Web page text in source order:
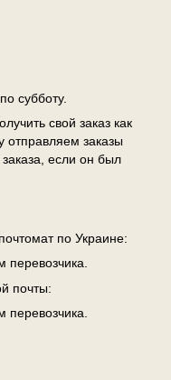
субботу.
свой заказ как
заказы
если он был
по Украине:
почты: